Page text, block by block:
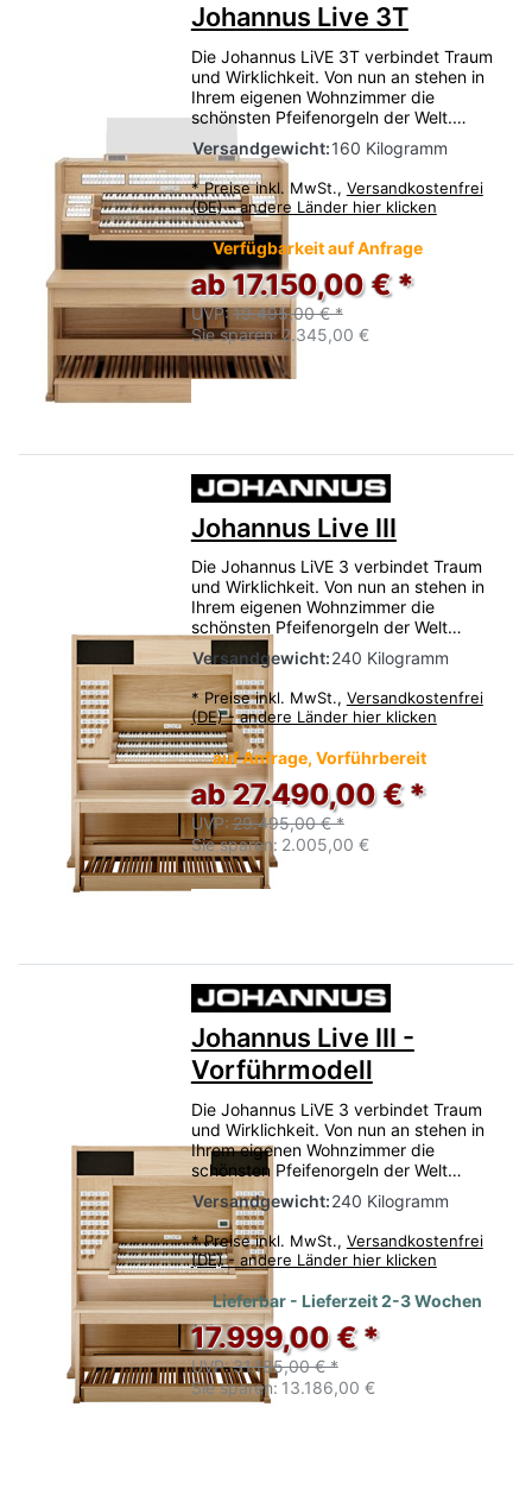
Johannus Live 3T
Die Johannus LiVE 3T verbindet Traum
und Wirklichkeit. Von nun an stehen in
Ihrem eigenen Wohnzimmer die
schönsten Pfeifenorgeln der Welt.…
Versandgewicht:160 Kilogramm
* Preise inkl. MwSt., Versandkostenfrei
(DE) - andere Länder hier klicken
Verfügbarkeit auf Anfrage
ab 17.150,00 € *
UVP:19.495,00 € *
Sie sparen:2.345,00 €
Johannus Live III
Die Johannus LiVE 3 verbindet Traum
und Wirklichkeit. Von nun an stehen in
Ihrem eigenen Wohnzimmer die
schönsten Pfeifenorgeln der Welt…
Versandgewicht:240 Kilogramm
* Preise inkl. MwSt., Versandkostenfrei
(DE) - andere Länder hier klicken
auf Anfrage, Vorführbereit
ab 27.490,00 € *
UVP: 29.495,00 € *
Sie sparen: 2.005,00 €
Johannus Live III -
Vorführmodell
Die Johannus LiVE 3 verbindet Traum
und Wirklichkeit. Von nun an stehen in
Ihrem eigenen Wohnzimmer die
schönsten Pfeifenorgeln der Welt…
Versandgewicht:240 Kilogramm
* Preise inkl. MwSt., Versandkostenfrei
(DE) - andere Länder hier klicken
Lieferbar - Lieferzeit 2-3 Wochen
17.999,00 € *
UVP:31.185,00 € *
Sie sparen: 13.186,00 €